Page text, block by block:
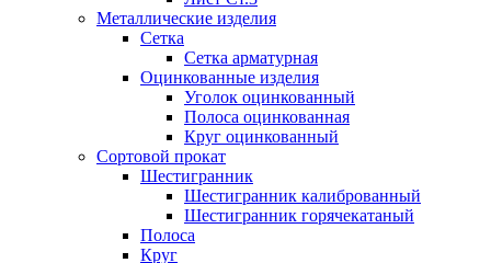
Металлические изделия
Сетка
Сетка арматурная
Оцинкованные изделия
Уголок оцинкованный
Полоса оцинкованная
Круг оцинкованный
Сортовой прокат
Шестигранник
Шестигранник калиброванный
Шестигранник горячекатаный
Полоса
Круг